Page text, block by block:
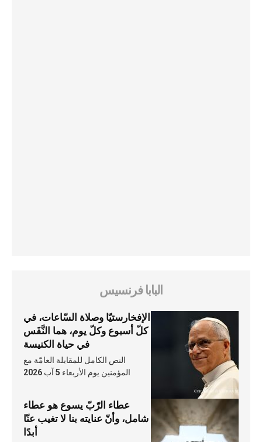
البابا فرنسيس
الإفخارستيّا وصلاة السّاعات، في
كلّ أسبوع وكلّ يوم، هما النَّفَس
في حياة الكنيسة
النص الكامل للمقابلة العامّة مع
المؤمنين يوم الأربعاء 5 آب 2026
عطاء الرّبّ يسوع هو عطاء
شامل، وأنّ عنايته بنا لا تغيب عنّا
أبدًا